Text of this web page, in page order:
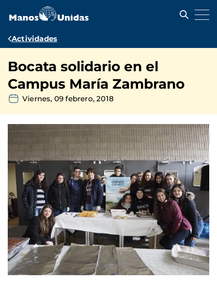
contenido
Ruta
navegación
Actividades
Bocata solidario en el
Campus María Zambrano
Viernes, 09 febrero, 2018